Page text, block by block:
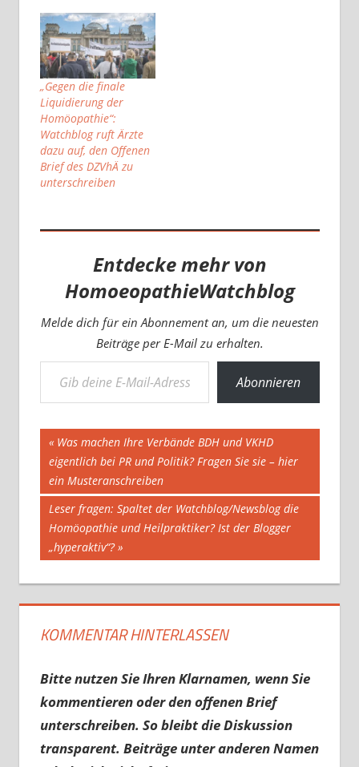
„Gegen die finale
Liquidierung der
Homöopathie“:
Watchblog ruft Ärzte
dazu auf, den Offenen
Brief des DZVhÄ zu
unterschreiben
Entdecke mehr von
HomoeopathieWatchblog
Melde dich für ein Abonnement an, um die neuesten
Beiträge per E-Mail zu erhalten.
Gib deine E-Mail-Adresse ein ...
Abonnieren
Beitragsnavigation
Vorheriger
Beitrag:
Was machen Ihre Verbände BDH und VKHD
eigentlich bei PR und Politik? Fragen Sie sie – hier
ein Musteranschreiben
Nächster
Beitrag:
Leser fragen: Spaltet der Watchblog/Newsblog die
Homöopathie und Heilpraktiker? Ist der Blogger
„hyperaktiv“?
KOMMENTAR HINTERLASSEN
Bitte nutzen Sie Ihren Klarnamen, wenn Sie
kommentieren oder den offenen Brief
unterschreiben. So bleibt die Diskussion
transparent. Beiträge unter anderen Namen